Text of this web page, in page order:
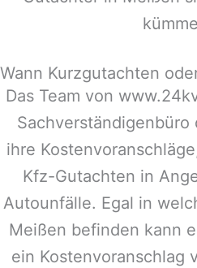
Wann Kurzgutachten
Das Team von
ihre
Kfz-Gutachten in
Autounfälle. Egal in
Meißen befinden kann
ein Kostenvoranschlag